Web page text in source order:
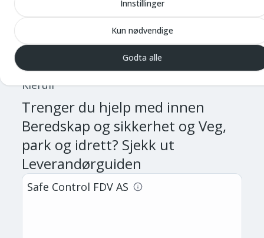
Fra den underjordiske garasjen i Helsinki.
Til høyre på bildet er Terje Strøm,
nestleder i NKFs hovedstyre. Foto: Kirsti
Kierulf
Trenger du hjelp med innen
Beredskap og sikkerhet og Veg,
park og idrett? Sjekk ut
Leverandørguiden
Safe Control FDV AS
Innstillinger
Kun nødvendige
Godta alle